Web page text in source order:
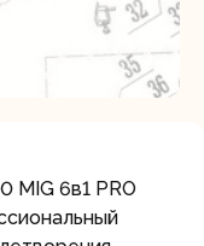
MIG 6в1 PRO